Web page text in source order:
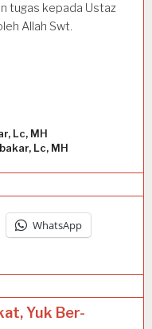
tugas kepada Ustaz
Allah Swt.
Lc, MH
Lc, MH
WhatsApp
Yuk Ber-